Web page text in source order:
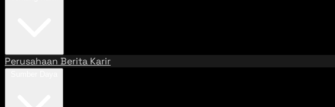
Perusahaan Berita Karir